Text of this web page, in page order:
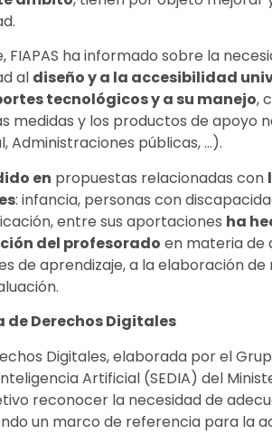
ha informado sobre la
al diseño y a la accesibilidad
tecnológicos y a su manejo,
medidas y los productos de apoyo
Administraciones públicas, …).
en propuestas relacionadas con
: infancia, personas con
entre sus aportaciones ha
del profesorado en materia de
de aprendizaje, a la elaboración
de Derechos Digitales
Digitales, elaborada por el
Artificial (SEDIA) del
reconocer la necesidad de
un marco de referencia para la